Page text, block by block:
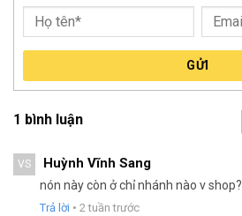
GỬI
1 bình luận
VS Huỳnh Vĩnh Sang
nón này còn ở chỉ nhánh nào v shop?
Trả lời • 2 tuần trước